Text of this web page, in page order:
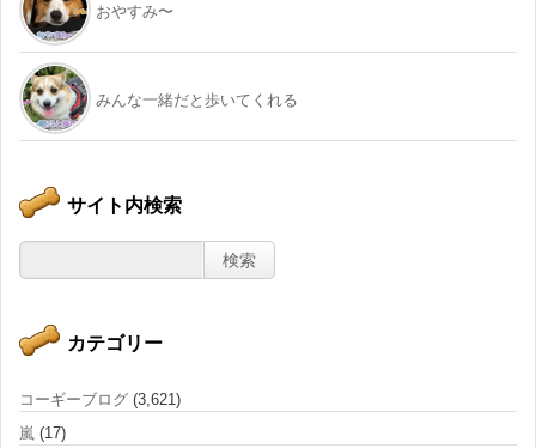
おやすみ〜
みんな一緒だと歩いてくれる
サイト内検索
カテゴリー
コーギーブログ (3,621)
嵐 (17)